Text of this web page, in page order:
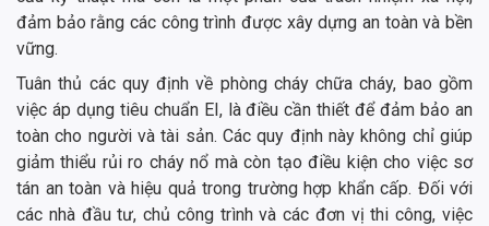
đảm bảo rằng các công trình được xây dựng an toàn và bền
vững.
Tuân thủ các quy định về phòng cháy chữa cháy, bao gồm
việc áp dụng tiêu chuẩn EI, là điều cần thiết để đảm bảo an
toàn cho người và tài sản. Các quy định này không chỉ giúp
giảm thiểu rủi ro cháy nổ mà còn tạo điều kiện cho việc sơ
tán an toàn và hiệu quả trong trường hợp khẩn cấp. Đối với
các nhà đầu tư, chủ công trình và các đơn vị thi công, việc